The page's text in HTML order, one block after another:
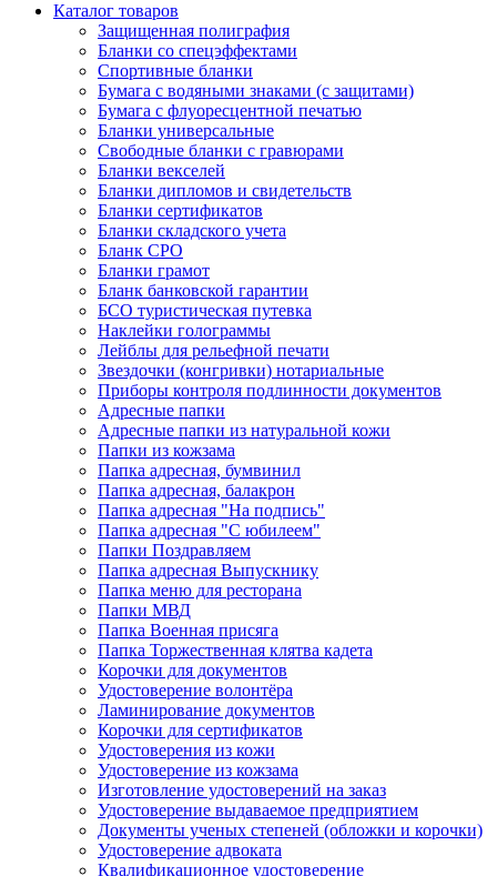
Каталог товаров
Защищенная полиграфия
Бланки со спецэффектами
Спортивные бланки
Бумага с водяными знаками (с защитами)
Бумага с флуоресцентной печатью
Бланки универсальные
Свободные бланки с гравюрами
Бланки векселей
Бланки дипломов и свидетельств
Бланки сертификатов
Бланки складского учета
Бланк СРО
Бланки грамот
Бланк банковской гарантии
БСО туристическая путевка
Наклейки голограммы
Лейблы для рельефной печати
Звездочки (конгривки) нотариальные
Приборы контроля подлинности документов
Адресные папки
Адресные папки из натуральной кожи
Папки из кожзама
Папка адресная, бумвинил
Папка адресная, балакрон
Папка адресная "На подпись"
Папка адресная "C юбилеем"
Папки Поздравляем
Папка адресная Выпускнику
Папка меню для ресторана
Папки МВД
Папка Военная присяга
Папка Торжественная клятва кадета
Корочки для документов
Удостоверение волонтёра
Ламинирование документов
Корочки для сертификатов
Удостоверения из кожи
Удостоверение из кожзама
Изготовление удостоверений на заказ
Удостоверение выдаваемое предприятием
Документы ученых степеней (обложки и корочки)
Удостоверение адвоката
Квалификационное удостоверение